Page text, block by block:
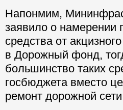
Напонмим,
заявило о намерении
средства от
в Дорожный фонд,
большинство таких
госбюджета вместо
ремонт дорожной